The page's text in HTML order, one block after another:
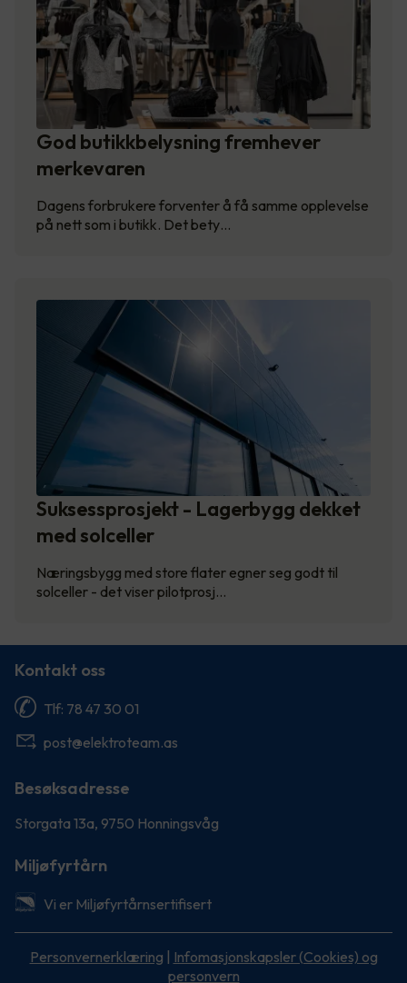
God butikkbelysning fremhever
merkevaren
Dagens forbrukere forventer å få samme opplevelse
på nett som i butikk. Det bety…
Suksessprosjekt - Lagerbygg dekket
med solceller
Næringsbygg med store flater egner seg godt til
solceller - det viser pilotprosj…
Kontakt oss
Tlf: 78 47 30 01
post@elektroteam.as
Besøksadresse
Storgata 13a, 9750 Honningsvåg
Miljøfyrtårn
Vi er Miljøfyrtårnsertifisert
Personvernerklæring
Infomasjonskapsler (Cookies) og
personvern